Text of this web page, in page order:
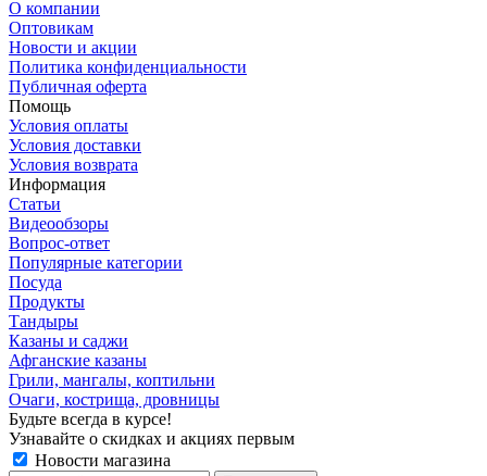
О компании
Оптовикам
Новости и акции
Политика конфиденциальности
Публичная оферта
Помощь
Условия оплаты
Условия доставки
Условия возврата
Информация
Статьи
Видеообзоры
Вопрос-ответ
Популярные категории
Посуда
Продукты
Тандыры
Казаны и саджи
Афганские казаны
Грили, мангалы, коптильни
Очаги, кострища, дровницы
Будьте всегда в курсе!
Узнавайте о скидках и акциях первым
Новости магазина